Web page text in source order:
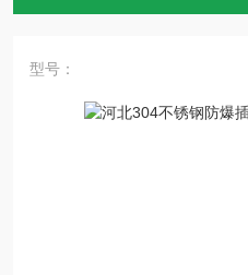
型号：